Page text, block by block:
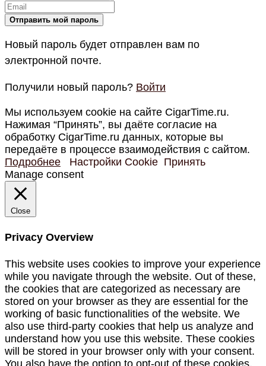
Новый пароль будет отправлен вам по
электронной почте.
Получили новый пароль? Войти
Мы используем cookie на сайте CigarTime.ru.
Нажимая “Принять”, вы даёте согласие на
обработку CigarTime.ru данных, которые вы
передаёте в процессе взаимодействия с сайтом.
Подробнее
Настройки Cookie Принять
Manage consent
Close
Privacy Overview
This website uses cookies to improve your experience
while you navigate through the website. Out of these,
the cookies that are categorized as necessary are
stored on your browser as they are essential for the
working of basic functionalities of the website. We
also use third-party cookies that help us analyze and
understand how you use this website. These cookies
will be stored in your browser only with your consent.
You also have the option to opt-out of these cookies.